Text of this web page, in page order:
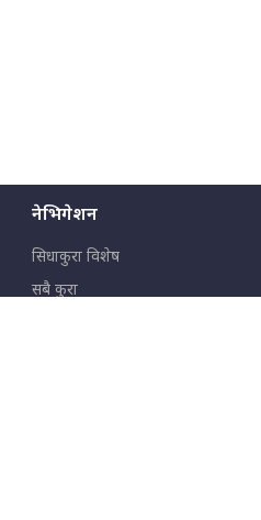
नेभिगेशन
सिधाकुरा विशेष
सबै कुरा